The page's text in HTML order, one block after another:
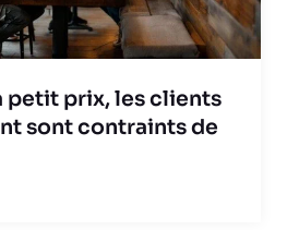
petit prix, les clients
sont contraints de